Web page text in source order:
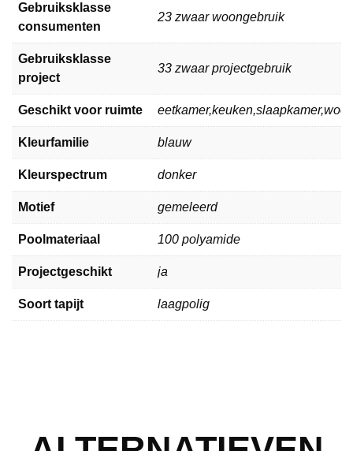
Gebruiksklasse
consumenten
23 zwaar woongebruik
Gebruiksklasse
project
33 zwaar projectgebruik
Geschikt voor ruimte
Kleurfamilie blauw
Kleurspectrum donker
Motief gemeleerd
Poolmateriaal 100 polyamide
Projectgeschikt ja
Soort tapijt laagpolig